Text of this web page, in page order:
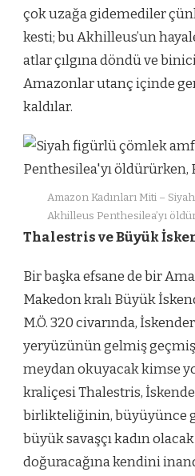
çok uzağa gidemediler
kesti; bu Akhilleus’un
atlar çılgına döndü ve
Amazonlar utanç içinde
kaldılar.
Amazon Kadınları Miti –
Akhilleus Penthesilea’yı
Thalestris ve Büyük
Bir başka efsane de bir
Makedon kralı Büyük
M.Ö. 320 civarında,
yeryüzünün gelmiş
meydan okuyacak kimse
kraliçesi Thalestris,
birlikteliğinin, büyüyünce
büyük savaşçı kadın
doğuracağına kendini